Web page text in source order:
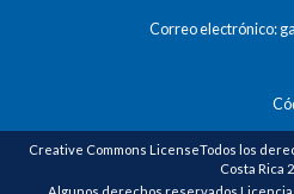
Correo electrónico:
Creative Commons LicenseTodos los
Costa Rica